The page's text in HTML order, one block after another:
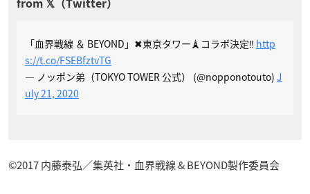
「血界戦線 ＆ BEYOND」✖︎東京タワー🗼コラボ決定‼️ http
s://t.co/FSEBfztvTG
— ノッポン弟（TOKYO TOWER 公式） (@nopponotouto) J
uly 21, 2020
©2017 内藤泰弘／集英社・血界戦線 & BEYOND製作委員会